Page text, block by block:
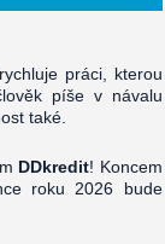
práci, kterou
píše v návalu
také.
DDkredit! Koncem
roku 2026 bude